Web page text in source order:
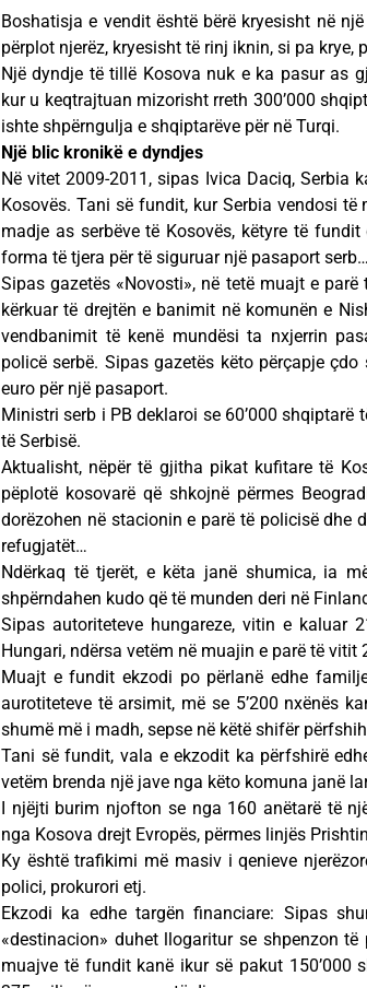
Boshatisja e vendit është bërë kryesisht në
përplot njerëz, kryesisht të rinj iknin, si pa krye,
Një dyndje të tillë Kosova nuk e ka pasur as
kur u keqtrajtuan mizorisht rreth 300’000
ishte shpërngulja e shqiptarëve për në Turqi.
Një blic kronikë e dyndjes
Në vitet 2009-2011, sipas Ivica Daciq, Serbia
Kosovës. Tani së fundit, kur Serbia vendosi
madje as serbëve të Kosovës, këtyre të
forma të tjera për të siguruar një pasaport serb…
Sipas gazetës «Novosti», në tetë muajt e
kërkuar të drejtën e banimit në komunën e
vendbanimit të kenë mundësi ta nxjerrin
policë serbë. Sipas gazetës këto përçapje
euro për një pasaport.
Ministri serb i PB deklaroi se 60’000
të Serbisë.
Aktualisht, nëpër të gjitha pikat kufitare të
pëplotë kosovarë që shkojnë përmes
dorëzohen në stacionin e parë të policisë dhe
refugjatët…
Ndërkaq të tjerët, e këta janë shumica, ia
shpërndahen kudo që të munden deri në
Sipas autoriteteve hungareze, vitin e kaluar
Hungari, ndërsa vetëm në muajin e parë të vitit
Muajt e fundit ekzodi po përlanë edhe
aurotiteteve të arsimit, më se 5’200 nxënës
shumë më i madh, sepse në këtë shifër
Tani së fundit, vala e ekzodit ka përfshirë
vetëm brenda një jave nga këto komuna janë
I njëjti burim njofton se nga 160 anëtarë të
nga Kosova drejt Evropës, përmes linjës
Ky është trafikimi më masiv i qenieve
polici, prokurori etj.
Ekzodi ka edhe targën financiare: Sipas
«destinacion» duhet llogaritur se shpenzon
muajve të fundit kanë ikur së pakut 150’000